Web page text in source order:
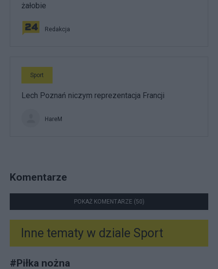
żałobie
Redakcja
Sport
Lech Poznań niczym reprezentacja Francji
HareM
Komentarze
POKAŻ KOMENTARZE (50)
Inne tematy w dziale Sport
#Piłka nożna